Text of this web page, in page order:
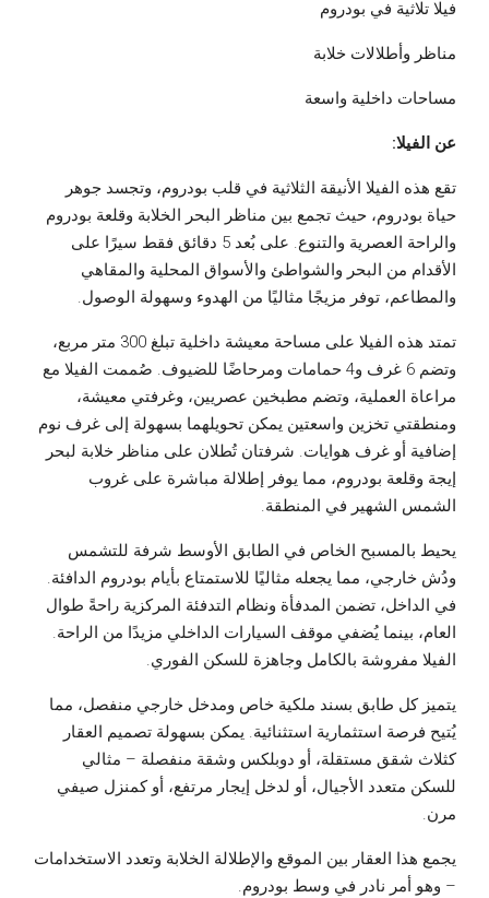
فيلا تلاثية في بودروم
مناظر وأطلالات خلابة
مساحات داخلية واسعة
عن الفيلا:
تقع هذه الفيلا الأنيقة الثلاثية في قلب بودروم، وتجسد جوهر
حياة بودروم، حيث تجمع بين مناظر البحر الخلابة وقلعة بودروم
والراحة العصرية والتنوع. على بُعد 5 دقائق فقط سيرًا على
الأقدام من البحر والشواطئ والأسواق المحلية والمقاهي
والمطاعم، توفر مزيجًا مثاليًا من الهدوء وسهولة الوصول.
تمتد هذه الفيلا على مساحة معيشة داخلية تبلغ 300 متر مربع،
وتضم 6 غرف و4 حمامات ومرحاضًا للضيوف. صُممت الفيلا مع
مراعاة العملية، وتضم مطبخين عصريين، وغرفتي معيشة،
ومنطقتي تخزين واسعتين يمكن تحويلهما بسهولة إلى غرف نوم
إضافية أو غرف هوايات. شرفتان تُطلان على مناظر خلابة لبحر
إيجة وقلعة بودروم، مما يوفر إطلالة مباشرة على غروب
الشمس الشهير في المنطقة.
يحيط بالمسبح الخاص في الطابق الأوسط شرفة للتشمس
ودُش خارجي، مما يجعله مثاليًا للاستمتاع بأيام بودروم الدافئة.
في الداخل، تضمن المدفأة ونظام التدفئة المركزية راحةً طوال
العام، بينما يُضفي موقف السيارات الداخلي مزيدًا من الراحة.
الفيلا مفروشة بالكامل وجاهزة للسكن الفوري.
يتميز كل طابق بسند ملكية خاص ومدخل خارجي منفصل، مما
يُتيح فرصة استثمارية استثنائية. يمكن بسهولة تصميم العقار
كثلاث شقق مستقلة، أو دوبلكس وشقة منفصلة – مثالي
للسكن متعدد الأجيال، أو لدخل إيجار مرتفع، أو كمنزل صيفي
مرن.
يجمع هذا العقار بين الموقع والإطلالة الخلابة وتعدد الاستخدامات
– وهو أمر نادر في وسط بودروم.